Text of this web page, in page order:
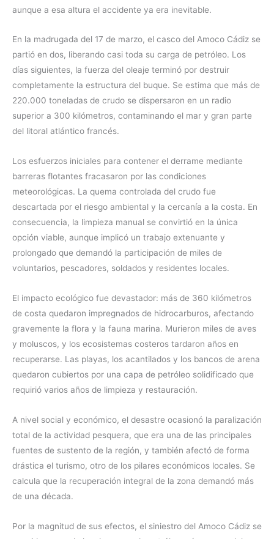
aunque a esa altura el accidente ya era inevitable.
En la madrugada del 17 de marzo, el casco del Amoco Cádiz se
partió en dos, liberando casi toda su carga de petróleo. Los
días siguientes, la fuerza del oleaje terminó por destruir
completamente la estructura del buque. Se estima que más de
220.000 toneladas de crudo se dispersaron en un radio
superior a 300 kilómetros, contaminando el mar y gran parte
del litoral atlántico francés.
Los esfuerzos iniciales para contener el derrame mediante
barreras flotantes fracasaron por las condiciones
meteorológicas. La quema controlada del crudo fue
descartada por el riesgo ambiental y la cercanía a la costa. En
consecuencia, la limpieza manual se convirtió en la única
opción viable, aunque implicó un trabajo extenuante y
prolongado que demandó la participación de miles de
voluntarios, pescadores, soldados y residentes locales.
El impacto ecológico fue devastador: más de 360 kilómetros
de costa quedaron impregnados de hidrocarburos, afectando
gravemente la flora y la fauna marina. Murieron miles de aves
y moluscos, y los ecosistemas costeros tardaron años en
recuperarse. Las playas, los acantilados y los bancos de arena
quedaron cubiertos por una capa de petróleo solidificado que
requirió varios años de limpieza y restauración.
A nivel social y económico, el desastre ocasionó la paralización
total de la actividad pesquera, que era una de las principales
fuentes de sustento de la región, y también afectó de forma
drástica el turismo, otro de los pilares económicos locales. Se
calcula que la recuperación integral de la zona demandó más
de una década.
Por la magnitud de sus efectos, el siniestro del Amoco Cádiz se